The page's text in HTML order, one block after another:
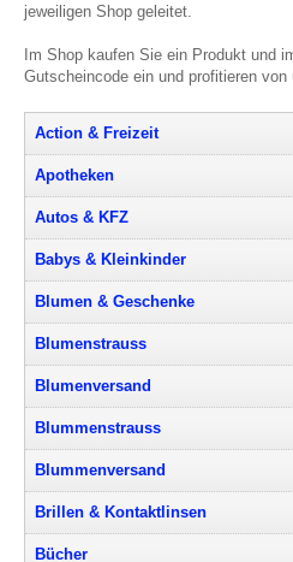
jeweiligen Shop geleitet.
Im Shop kaufen Sie ein Produkt und
Gutscheincode ein und profitieren
Action & Freizeit
Apotheken
Autos & KFZ
Babys & Kleinkinder
Blumen & Geschenke
Blumenstrauss
Blumenversand
Blummenstrauss
Blummenversand
Brillen & Kontaktlinsen
Bücher